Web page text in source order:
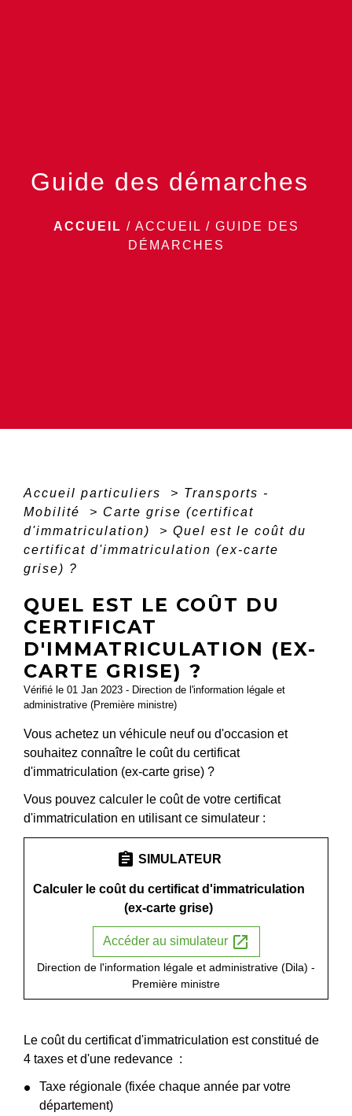
Guide des démarches
ACCUEIL / ACCUEIL / GUIDE DES
DÉMARCHES
Accueil particuliers > Transports -
Mobilité
> Carte grise (certificat
d'immatriculation)
> Quel est le coût du
certificat d'immatriculation (ex-carte
grise) ?
QUEL EST LE COÛT DU
CERTIFICAT
D'IMMATRICULATION (EX-
CARTE GRISE) ?
Vérifié le 01 Jan 2023 - Direction de l'information légale et
administrative (Première ministre)
Vous achetez un véhicule neuf ou d'occasion et
souhaitez connaître le coût du certificat
d'immatriculation (ex-carte grise) ?
Vous pouvez calculer le coût de votre certificat
d'immatriculation en utilisant ce simulateur :
assignment SIMULATEUR
Calculer le coût du certificat d'immatriculation
(ex-carte grise)
Accéder au simulateur open_in_new
Direction de l'information légale et administrative (Dila) -
Première ministre
Le coût du certificat d'immatriculation est constitué de
4 taxes et d'une redevance :
Taxe régionale (fixée chaque année par votre
département)